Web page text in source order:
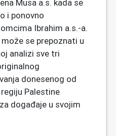
Musa a.s. kada se
i ponovno
Ibrahim a.s.-a.
se prepoznati u
analizi sve tri
donesenog od
Palestine
događaje u svojim